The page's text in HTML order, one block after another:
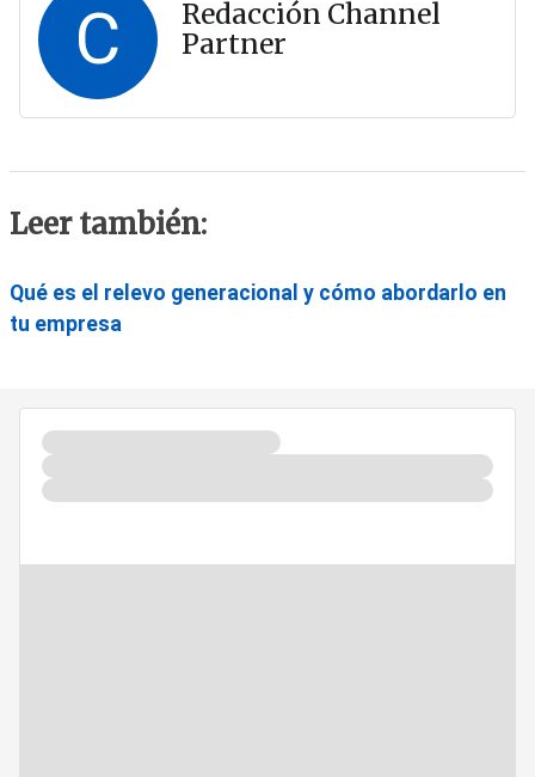
C
Redacción Channel
Partner
Leer también:
Qué es el relevo generacional y cómo abordarlo en
tu empresa